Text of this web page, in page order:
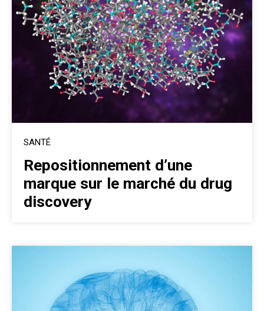
SANTÉ
Repositionnement d’une
marque sur le marché du drug
discovery